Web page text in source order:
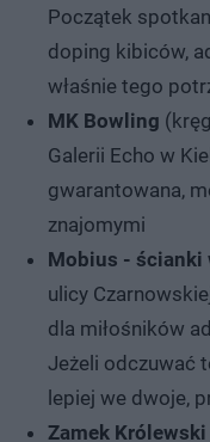
Początek
doping kibiców,
właśnie tego
MK Bowling
Galerii Echo w
gwarantowana,
znajomymi
Mobius - ścianki
ulicy
dla miłośników
Jeżeli odczuwać
lepiej we dwoje,
Zamek